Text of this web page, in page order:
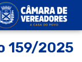
159/2025